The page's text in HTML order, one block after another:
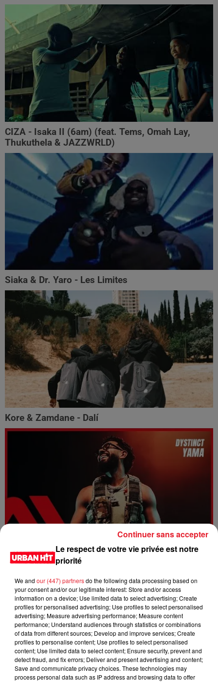
CIZA - Isaka II (6am) (feat. Tems, Omah Lay,
Thukuthela & JAZZWRLD)
Siaka & Dr. Yaro - Les Limites
Kore & Zamdane - Dalí
Dystinct - Yama
Le respect de votre vie privée est notre
priorité
We and our (447) partnersdo the following data processing based on
your consent and/or our legitimate interest: Store and/or access
information on a device; Use limited data to select advertising; Create
profiles for personalised advertising; Use profiles to select personalised
advertising; Measure advertising performance; Measure content
performance; Understand audiences through statistics or combinations
of data from different sources; Develop and improve services; Create
profiles to personalise content; Use profiles to select personalised
content; Use limited data to select content; Ensure security, prevent and
detect fraud, and fix errors; Deliver and present advertising and content;
Save and communicate privacy choices. These technologies may
process personal data such as IP address and browsing data to offer
Continuer sans accepter